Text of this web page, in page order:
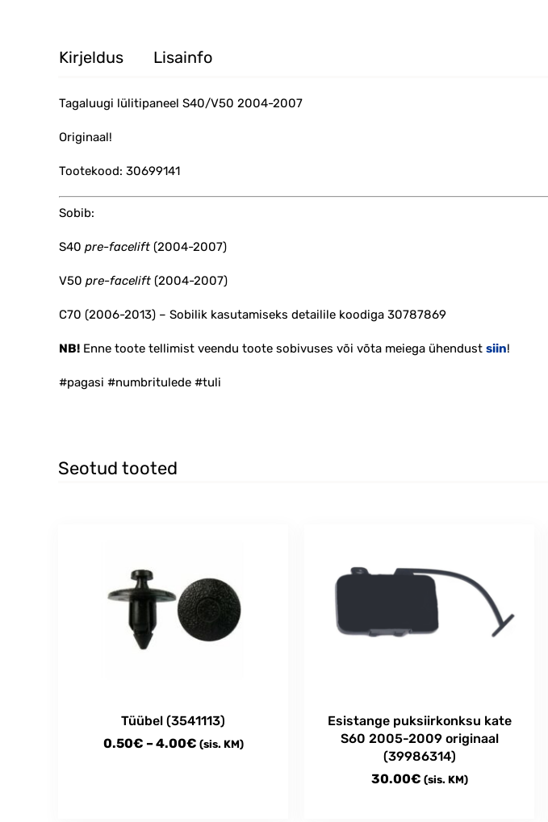
Kirjeldus Lisainfo
Tagaluugi lülitipaneel S40/V50 2004-2007
Originaal!
Tootekood: 30699141
Sobib:
S40 pre-facelift (2004-2007)
V50 pre-facelift (2004-2007)
C70 (2006-2013) – Sobilik kasutamiseks detailile koodiga 30787869
NB! Enne toote tellimist veendu toote sobivuses või võta meiega ühendust siin!
#pagasi #numbritulede #tuli
Seotud tooted
Tüübel (3541113)
0.50€ –4.00€Price
(sis. KM)
Esistange puksiirkonksu kate
S60 2005-2009 originaal
(39986314)
30.00€ (sis. KM)